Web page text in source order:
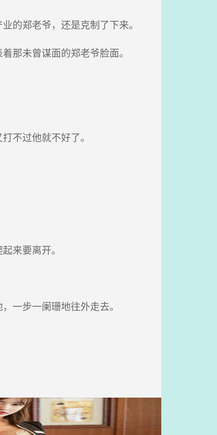
郑老爷，还是克制了下来。
未曾谋面的郑老爷脸面。
不过他就不好了。
来要离开。
一步一阑珊地往外走去。